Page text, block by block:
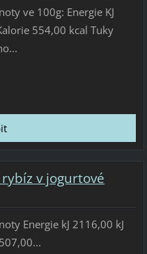
ve 100g: Energie KJ
554,00 kcal Tuky
v jogurtové
Energie kJ 2116,00 kJ